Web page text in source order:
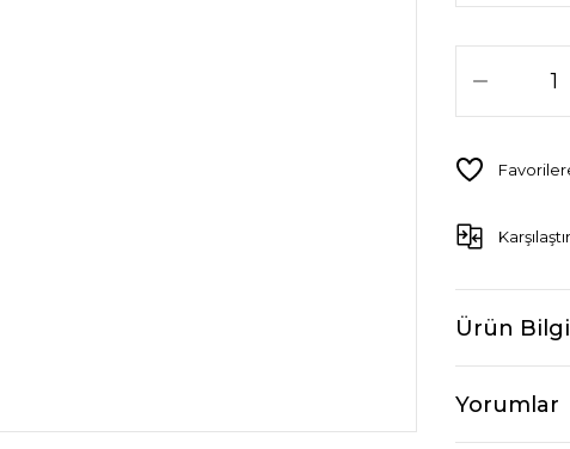
Karşılaştır
Ürün
Yorumlar